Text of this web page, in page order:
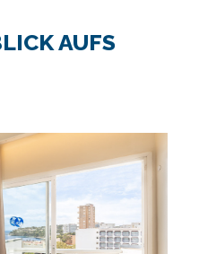
AUFS